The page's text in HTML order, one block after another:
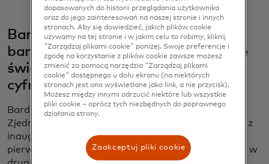
Bardziej przejrzyste zasady dają
bankom i innym instytucjom zielone
światło do przyjmowania aktywów
cyfrowych.
Bardziej krypto-krytyczne stanowisko Stanów
Zjednoczonych zostało postawione na głowie wraz z
inauguracją prezydenta Trumpa, który obiecał być
pierwszym "krypto-prezydentem". W szczególności, w
dopasowanych do historii przeglądania użytkownika
oraz do jego zainteresowań na naszej stronie i innych
stronach. Aby się dowiedzieć, jakich plików cookie
używamy na tej stronie i w jakim celu to robimy, kliknij
"Zarządzaj plikami cookie" poniżej. Swoje preferencje i
zgodę na korzystanie z plików cookie zawsze możesz
zmienić za pomocą narzędzia "Zarządzaj plikami
cookie" dostępnego u dołu ekranu (na niektórych
stronach jest ono wyświetlane jako link, a nie przycisk).
Możesz między innymi odrzucić niektóre lub wszystkie
pliki cookie – oprócz tych niezbędnych do poprawnego
działania strony.
Zaakceptuj pliki cookie